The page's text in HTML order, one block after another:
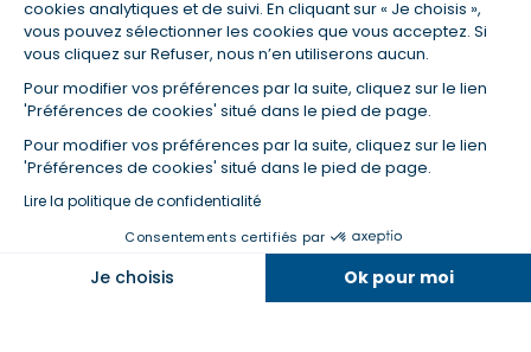
cookies analytiques et de suivi. En cliquant sur « Je choisis »,
vous pouvez sélectionner les cookies que vous acceptez. Si
vous cliquez sur Refuser, nous n’en utiliserons aucun.
Pour modifier vos préférences par la suite, cliquez sur le lien
'Préférences de cookies' situé dans le pied de page.
Pour modifier vos préférences par la suite, cliquez sur le lien
'Préférences de cookies' situé dans le pied de page.
Lire la politique de confidentialité
Consentements certifiés par
Je choisis Ok pour moi
Dans la même catégorie
14/07/2019, coût de l'assurance proposée par la banque 179,08 €/mois
en moyenne contre 64,60 €/mois en moyenne au 14/07/2022 avec
Empruntis.com (TAEA : 0,44 %, coût total de l'assurance : 15 117,65 €).
(3) Taux minimum pour un crédit consommation d'un montant fixé entre
5 000 et 20 000 euros, selon profil et durée.
de la durée de remboursement ainsi que la hausse du coût total du
crédit.
(5) Banques de réseau, mutualistes, spécialisées, directions
Mutuelles, compagnies et courtiers d'assurances. Selon votre profil et
(6) Banques de réseau, mutualistes, spécialisées, directions
régionales, organismes de crédit, selon votre profil et votre demande.